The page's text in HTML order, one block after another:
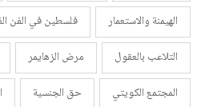
الهيمنة والاستعمار
فلسطين في الفن
التلاعب بالعقول
مرض الزهايمر
المجتمع الكويتي
حق الجنسية